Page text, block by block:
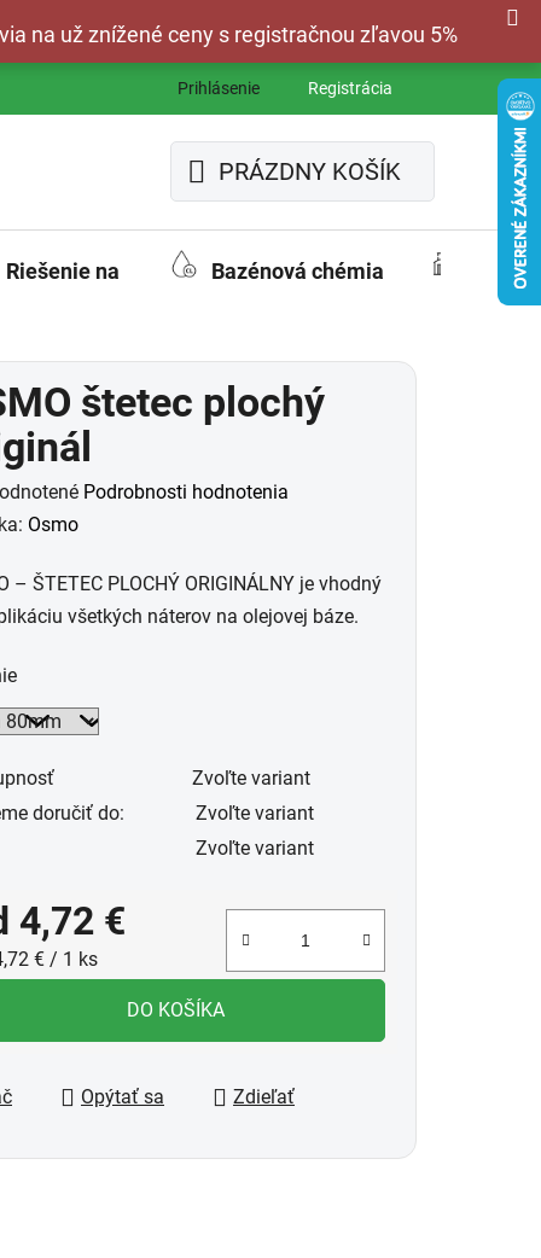
na už znížené ceny s registračnou zľavou 5%
Prihlásenie Registrácia
NÁKUPNÝ
KOŠÍK
PRÁZDNY KOŠÍK
Riešenie na Bazénová chémia
štetec plochý
Podrobnosti hodnotenia
Osmo
– ŠTETEC PLOCHÝ ORIGINÁLNY je vhodný
všetkých náterov na olejovej báze.
Zvoľte variant
doručiť do:
Zvoľte variant
Zvoľte variant
4,72 €
cena:
€ / 1 ks
DO KOŠÍKA
Opýtať sa Zdieľať